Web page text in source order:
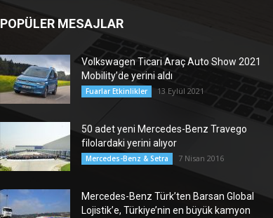
POPÜLER MESAJLAR
Volkswagen Ticari Araç Auto Show 2021
Mobility’de yerini aldı
Fuarlar Etkinlikler 13 Eylül 2021
50 adet yeni Mercedes-Benz Travego
filolardaki yerini alıyor
Mercedes-Benz & Setra 7 Nisan 2016
Mercedes-Benz Türk’ten Barsan Global
Lojistik’e, Türkiye’nin en büyük kamyon